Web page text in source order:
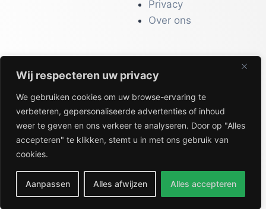
Wij respecteren uw privacy
We gebruiken cookies om uw browse-ervaring te
verbeteren, gepersonaliseerde advertenties of inhoud
weer te geven en ons verkeer te analyseren. Door op "Alles
accepteren" te klikken, stemt u in met ons gebruik van
cookies.
Aanpassen Alles afwijzen Alles accepteren
Privacy
Over ons
CATALOGI
Workwear &
Veiligheid
Kantoor & Receptie
Gezondheid & Beauty
Keuken & Horeca